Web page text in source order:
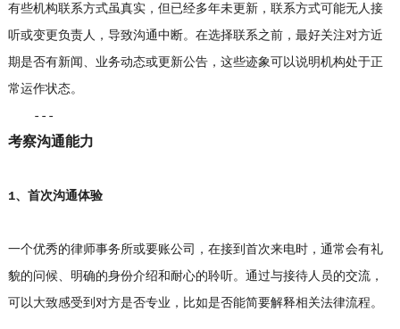
有些机构联系方式虽真实，但已经多年未更新，联系方式可能无人接
听或变更负责人，导致沟通中断。在选择联系之前，最好关注对方近
期是否有新闻、业务动态或更新公告，这些迹象可以说明机构处于正
常运作状态。
---
考察沟通能力
1、首次沟通体验
一个优秀的律师事务所或要账公司，在接到首次来电时，通常会有礼
貌的问候、明确的身份介绍和耐心的聆听。通过与接待人员的交流，
可以大致感受到对方是否专业，比如是否能简要解释相关法律流程。